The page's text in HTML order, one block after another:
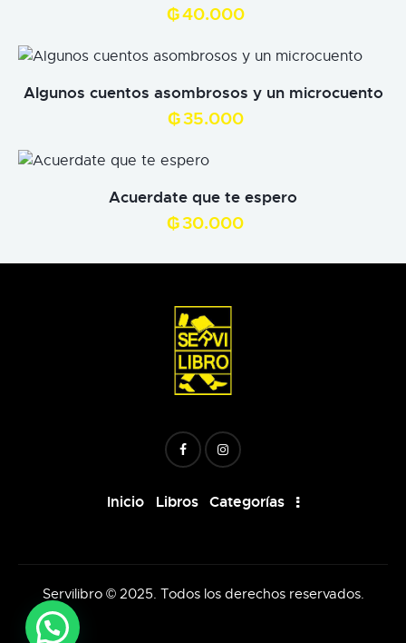
₲40.000
Algunos cuentos asombrosos y un microcuento
₲35.000
Acuerdate que te espero
₲30.000
Inicio Libros Categorías
Servilibro © 2025. Todos los derechos reservados.